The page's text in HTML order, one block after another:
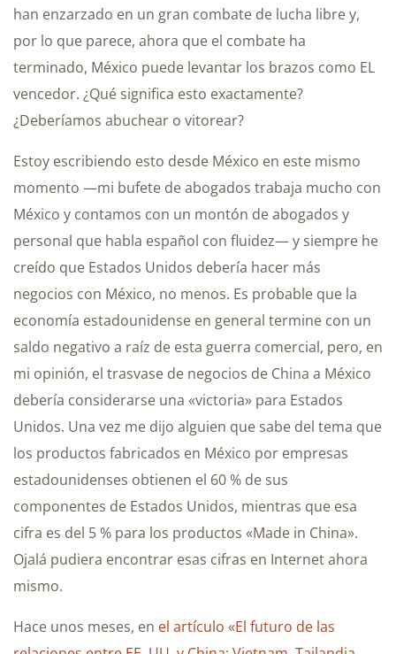
han enzarzado en un gran combate de lucha libre y,
por lo que parece, ahora que el combate ha
terminado, México puede levantar los brazos como EL
vencedor. ¿Qué significa esto exactamente?
¿Deberíamos abuchear o vitorear?
Estoy escribiendo esto desde México en este mismo
momento —mi bufete de abogados trabaja mucho con
México y contamos con un montón de abogados y
personal que habla español con fluidez— y siempre he
creído que Estados Unidos debería hacer más
negocios con México, no menos. Es probable que la
economía estadounidense en general termine con un
saldo negativo a raíz de esta guerra comercial, pero, en
mi opinión, el trasvase de negocios de China a México
debería considerarse una «victoria» para Estados
Unidos. Una vez me dijo alguien que sabe del tema que
los productos fabricados en México por empresas
estadounidenses obtienen el 60 % de sus
componentes de Estados Unidos, mientras que esa
cifra es del 5 % para los productos «Made in China».
Ojalá pudiera encontrar esas cifras en Internet ahora
mismo.
Hace unos meses, en el artículo «El futuro de las